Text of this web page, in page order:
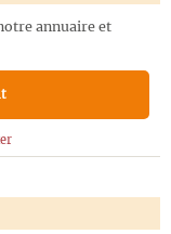
annuaire et